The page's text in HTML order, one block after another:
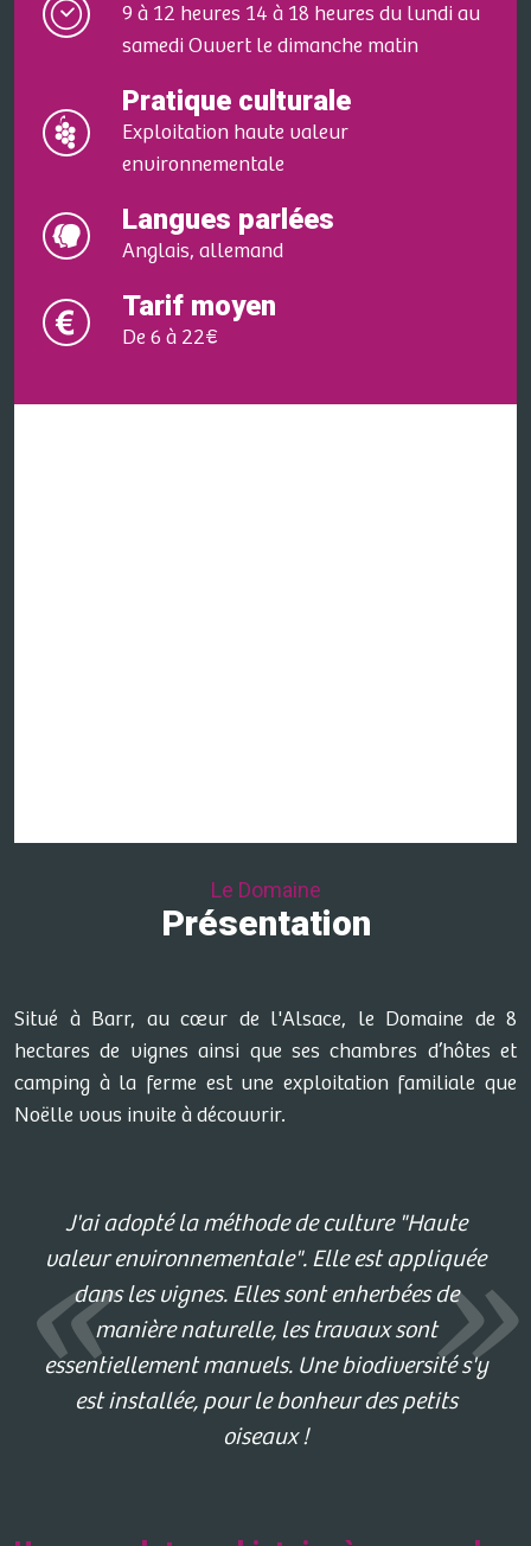
9 à 12 heures 14 à 18 heures du lundi au
samedi Ouvert le dimanche matin
Pratique culturale
Exploitation haute valeur
environnementale
Langues parlées
Anglais, allemand
Tarif moyen
De 6 à 22€
Le Domaine
Présentation
Situé à Barr, au cœur de l'Alsace, le Domaine de 8
hectares de vignes ainsi que ses chambres d’hôtes et
camping à la ferme est une exploitation familiale que
Noëlle vous invite à découvrir.
J'ai adopté la méthode de culture "Haute
valeur environnementale". Elle est appliquée
dans les vignes. Elles sont enherbées de
manière naturelle, les travaux sont
essentiellement manuels. Une biodiversité s'y
est installée, pour le bonheur des petits
oiseaux !